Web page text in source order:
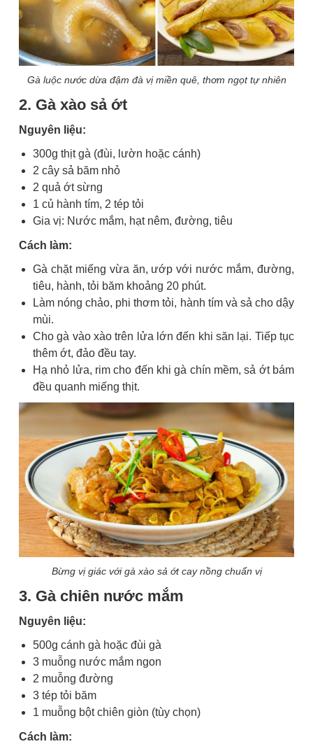
Gà luộc nước dừa đậm đà vị miền quê, thơm ngọt tự nhiên
2. Gà xào sả ớt
Nguyên liệu:
300g thịt gà (đùi, lườn hoặc cánh)
2 cây sả băm nhỏ
2 quả ớt sừng
1 củ hành tím, 2 tép tỏi
Gia vị: Nước mắm, hạt nêm, đường, tiêu
Cách làm:
Gà chặt miếng vừa ăn, ướp với nước mắm, đường,
tiêu, hành, tỏi băm khoảng 20 phút.
Làm nóng chảo, phi thơm tỏi, hành tím và sả cho dậy
mùi.
Cho gà vào xào trên lửa lớn đến khi săn lại. Tiếp tục
thêm ớt, đảo đều tay.
Hạ nhỏ lửa, rim cho đến khi gà chín mềm, sả ớt bám
đều quanh miếng thịt.
Bừng vị giác với gà xào sả ớt cay nồng chuẩn vị
3. Gà chiên nước mắm
Nguyên liệu:
500g cánh gà hoặc đùi gà
3 muỗng nước mắm ngon
2 muỗng đường
3 tép tỏi băm
1 muỗng bột chiên giòn (tùy chọn)
Cách làm: